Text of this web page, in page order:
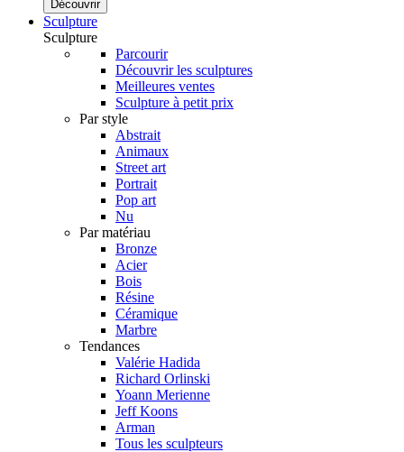
Découvrir
Sculpture
Sculpture
Parcourir
Découvrir les sculptures
Meilleures ventes
Sculpture à petit prix
Par style
Abstrait
Animaux
Street art
Portrait
Pop art
Nu
Par matériau
Bronze
Acier
Bois
Résine
Céramique
Marbre
Tendances
Valérie Hadida
Richard Orlinski
Yoann Merienne
Jeff Koons
Arman
Tous les sculpteurs